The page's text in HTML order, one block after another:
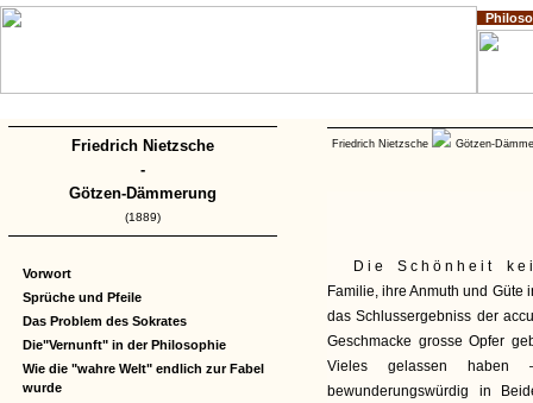
Friedrich Nietzsche
-
Götzen-Dämmerung
(1889)
Vorwort
Sprüche und Pfeile
Das Problem des Sokrates
Die"Vernunft" in der Philosophie
Wie die "wahre Welt" endlich zur Fabel
wurde
Friedrich Nietzsche Götzen-
Die Schönheit
Familie, ihre Anmuth und
das Schlussergebniss der
Geschmacke grosse Opfer
Vieles gelassen haben
bewunderungswürdig in